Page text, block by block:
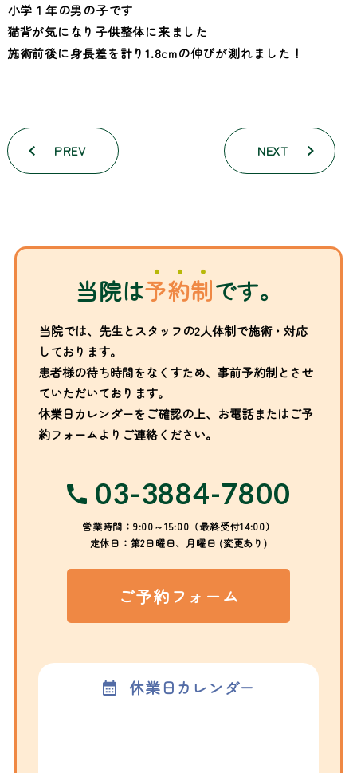
小学１年の男の子です
猫背が気になり子供整体に来ました
施術前後に身長差を計り1.8cmの伸びが測れました！
PREV NEXT
当院は予約制です。
当院では、先生とスタッフの2人体制で施術・対応
しております。
患者様の待ち時間をなくすため、事前予約制とさせ
ていただいております。
休業日カレンダーをご確認の上、お電話またはご予
約フォームよりご連絡ください。
03-3884-7800
営業時間：9:00～15:00（最終受付14:00）
定休日：第2日曜日、月曜日 (変更あり)
ご予約フォーム
休業日カレンダー